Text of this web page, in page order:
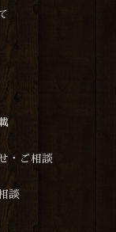
・ご相談
談